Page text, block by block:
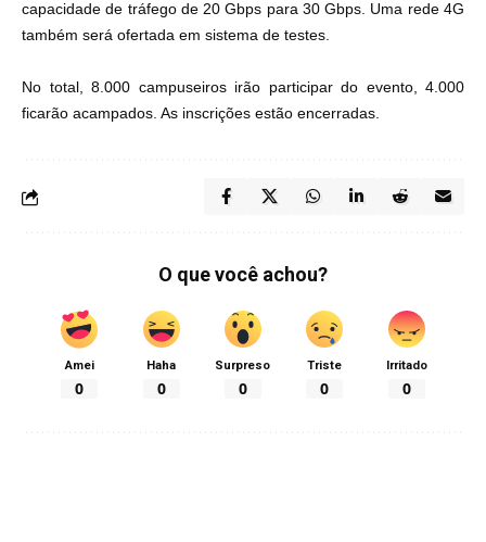
capacidade de tráfego de 20 Gbps para 30 Gbps. Uma rede 4G
também será ofertada em sistema de testes.
No total, 8.000 campuseiros irão participar do evento, 4.000
ficarão acampados. As inscrições estão encerradas.
O que você achou?
Amei
0
Haha
0
Surpreso
0
Triste
0
Irritado
0